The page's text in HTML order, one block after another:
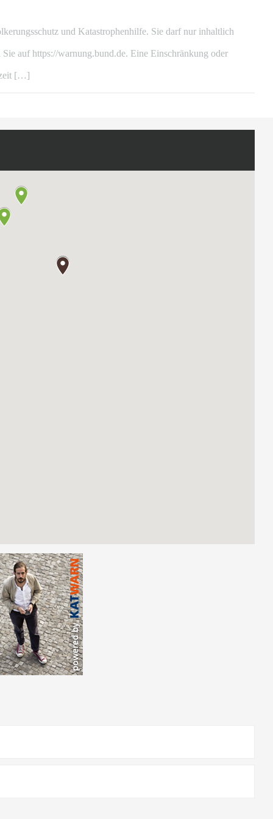
und Katastrophenhilfe. Sie darf nur inhaltlich
auf https://warnung.bund.de. Eine Einschränkung oder
[…]